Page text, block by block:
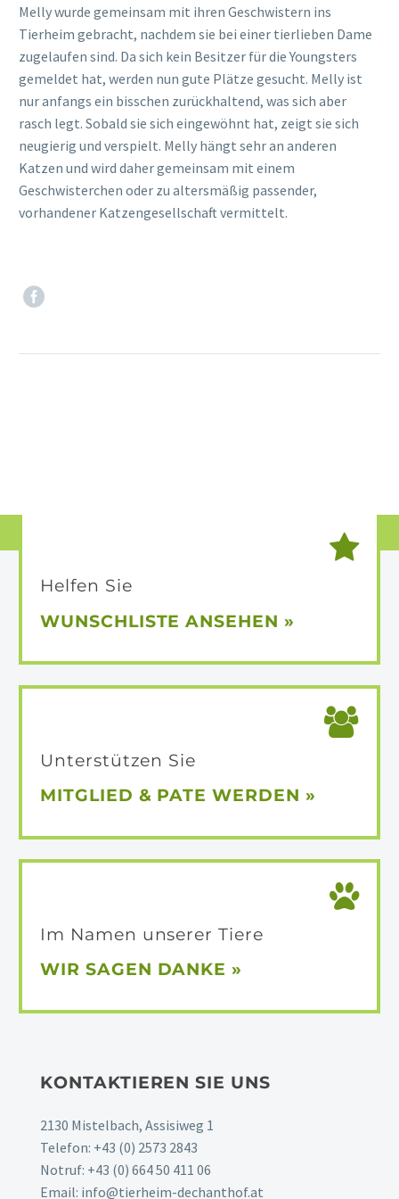
Melly wurde gemeinsam mit ihren Geschwistern ins
Tierheim gebracht, nachdem sie bei einer tierlieben Dame
zugelaufen sind. Da sich kein Besitzer für die Youngsters
gemeldet hat, werden nun gute Plätze gesucht. Melly ist
nur anfangs ein bisschen zurückhaltend, was sich aber
rasch legt. Sobald sie sich eingewöhnt hat, zeigt sie sich
neugierig und verspielt. Melly hängt sehr an anderen
Katzen und wird daher gemeinsam mit einem
Geschwisterchen oder zu altersmäßig passender,
vorhandener Katzengesellschaft vermittelt.
Helfen Sie
WUNSCHLISTEANSEHEN »
Unterstützen Sie
MITGLIED & PATE WERDEN »
Im Namen unserer Tiere
WIR SAGEN DANKE »
KONTAKTIEREN SIE UNS
2130 Mistelbach, Assisiweg 1
Telefon: +43 (0) 2573 2843
Notruf: +43 (0) 664 50 411 06
Email: info@tierheim-dechanthof.at